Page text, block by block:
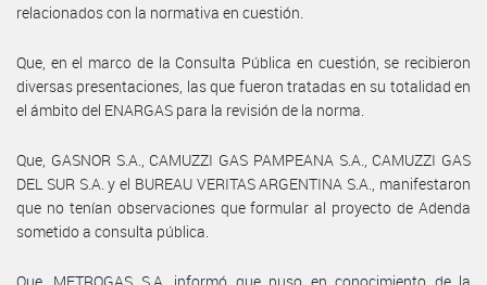
relacionados con la normativa en cuestión.
Que, en el marco de la Consulta Pública en cuestión, se recibieron
diversas presentaciones, las que fueron tratadas en su totalidad en
el ámbito del ENARGAS para la revisión de la norma.
Que, GASNOR S.A., CAMUZZI GAS PAMPEANA S.A., CAMUZZI GAS
DEL SUR S.A. y el BUREAU VERITAS ARGENTINA S.A., manifestaron
que no tenían observaciones que formular al proyecto de Adenda
sometido a consulta pública.
Que, METROGAS S.A. informó que puso en conocimiento de la